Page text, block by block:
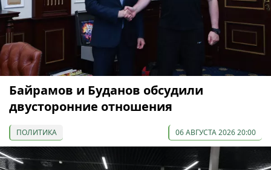
Байрамов и Буданов обсудили
двусторонние отношения
ПОЛИТИКА 06 АВГУСТА 2026 20:00